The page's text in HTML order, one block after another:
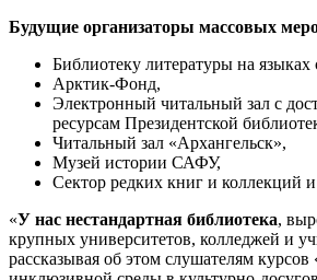
Будущие организаторы массовых
Библиотеку литературы на языках
Арктик-Фонд,
Электронный читальный зал с
ресурсам Президентской
Читальный зал «Архангельск»,
Музей истории САФУ,
Сектор редких книг и коллекций
«У нас нестандартная библиотека,
крупных университетов, колледжей и
рассказывая об этом слушателям курсов